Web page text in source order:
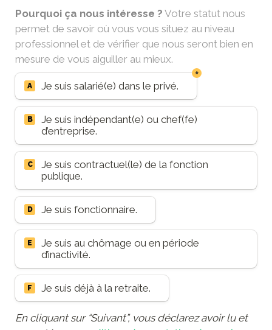
Pourquoi ça nous intéresse ? Votre statut nous
permet de savoir où vous vous situez au niveau
professionnel et de vérifier que nous seront bien en
mesure de vous aiguiller au mieux.
Situation
A Je suis salarié(e) dans le privé.
*
B
Je suis indépendant(e) ou chef(fe)
d’entreprise.
C
Je suis contractuel(le) de la fonction
publique.
D Je suis fonctionnaire.
E
Je suis au chômage ou en période
d’inactivité.
F Je suis déjà à la retraite.
En cliquant sur “Suivant”, vous déclarez avoir lu et